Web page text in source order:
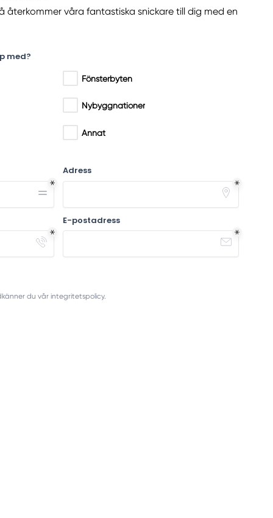
återkommer våra fantastiska snickare till dig med en
med?
Fönsterbyten
Nybyggnationer
Annat
Adress
E-postadress
du vår integritetspolicy.